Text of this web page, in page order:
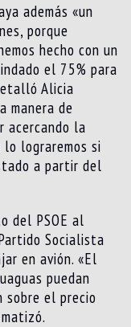
además «un
porque
hecho con un
el 75% para
Alicia
manera de
acercando la
lograremos si
a partir del
del PSOE al
Socialista
en avión. «El
puedan
sobre el precio